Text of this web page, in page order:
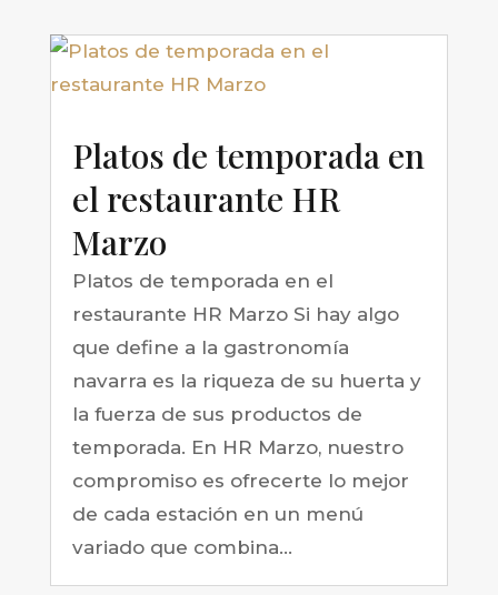
Platos de temporada en
el restaurante HR
Marzo
Platos de temporada en el
restaurante HR Marzo Si hay algo
que define a la gastronomía
navarra es la riqueza de su huerta y
la fuerza de sus productos de
temporada. En HR Marzo, nuestro
compromiso es ofrecerte lo mejor
de cada estación en un menú
variado que combina...